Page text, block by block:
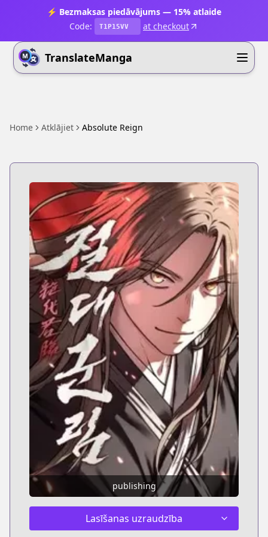
⚡ Bezmaksas piedāvājums — 15% atlaide
Code:
T1P15VV at checkout
TranslateManga
Home Atklājiet Absolute Reign
publishing
Lasīšanas uzraudzība